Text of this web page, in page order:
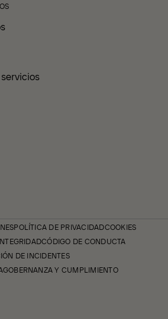
POLÍTICA DE PRIVACIDADCOOKIES
CÓDIGO DE CONDUCTA
DE INCIDENTES
GOBERNANZA Y CUMPLIMIENTO